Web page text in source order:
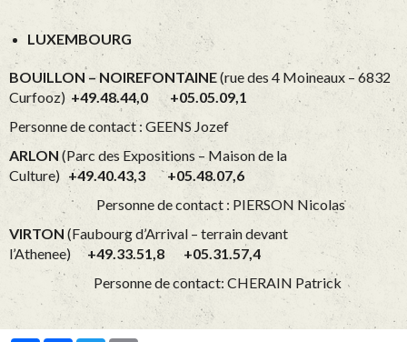
LUXEMBOURG
BOUILLON – NOIREFONTAINE(rue des 4 Moineaux – 6832
Curfooz) +49.48.44,0 +05.05.09,1
Personne de contact : GEENS Jozef
ARLON (Parc des Expositions – Maison de la
Culture) +49.40.43,3 +05.48.07,6
Personne de contact : PIERSON Nicolas
VIRTON (Faubourg d’Arrival – terrain devant
l’Athenee)+49.33.51,8 +05.31.57,4
Personne de contact: CHERAIN Patrick